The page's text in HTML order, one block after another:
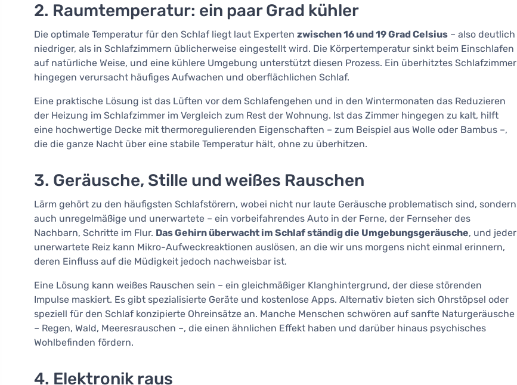
2. Raumtemperatur: ein paar Grad kühler
Die optimale Temperatur für den Schlaf liegt laut Experten zwischen 16 und 19 Grad Celsius – also deutlich
niedriger, als in Schlafzimmern üblicherweise eingestellt wird. Die Körpertemperatur sinkt beim Einschlafen
auf natürliche Weise, und eine kühlere Umgebung unterstützt diesen Prozess. Ein überhitztes Schlafzimmer
hingegen verursacht häufiges Aufwachen und oberflächlichen Schlaf.
Eine praktische Lösung ist das Lüften vor dem Schlafengehen und in den Wintermonaten das Reduzieren
der Heizung im Schlafzimmer im Vergleich zum Rest der Wohnung. Ist das Zimmer hingegen zu kalt, hilft
eine hochwertige Decke mit thermoregulierenden Eigenschaften – zum Beispiel aus Wolle oder Bambus –,
die die ganze Nacht über eine stabile Temperatur hält, ohne zu überhitzen.
3. Geräusche, Stille und weißes Rauschen
Lärm gehört zu den häufigsten Schlafstörern, wobei nicht nur laute Geräusche problematisch sind, sondern
auch unregelmäßige und unerwartete – ein vorbeifahrendes Auto in der Ferne, der Fernseher des
Nachbarn, Schritte im Flur. Das Gehirn überwacht im Schlaf ständig die Umgebungsgeräusche, und jeder
unerwartete Reiz kann Mikro-Aufweckreaktionen auslösen, an die wir uns morgens nicht einmal erinnern,
deren Einfluss auf die Müdigkeit jedoch nachweisbar ist.
Eine Lösung kann weißes Rauschen sein – ein gleichmäßiger Klanghintergrund, der diese störenden
Impulse maskiert. Es gibt spezialisierte Geräte und kostenlose Apps. Alternativ bieten sich Ohrstöpsel oder
speziell für den Schlaf konzipierte Ohreinsätze an. Manche Menschen schwören auf sanfte Naturgeräusche
– Regen, Wald, Meeresrauschen –, die einen ähnlichen Effekt haben und darüber hinaus psychisches
Wohlbefinden fördern.
4. Elektronik raus